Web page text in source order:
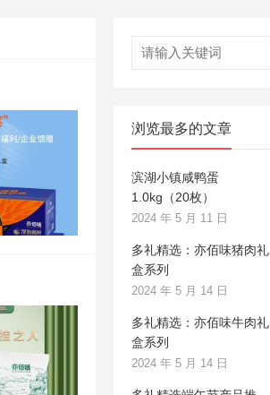
浏览最多的文章
滨湖小镇咸鸭蛋
1.0kg（20枚）
2024 年 5 月 11 日
多礼精选：亦佰味猪肉礼
盒系列
2024 年 5 月 14 日
多礼精选：亦佰味牛肉礼
盒系列
2024 年 5 月 14 日